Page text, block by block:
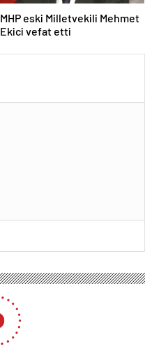
MHP eski Milletvekili Mehmet
Ekici vefat etti